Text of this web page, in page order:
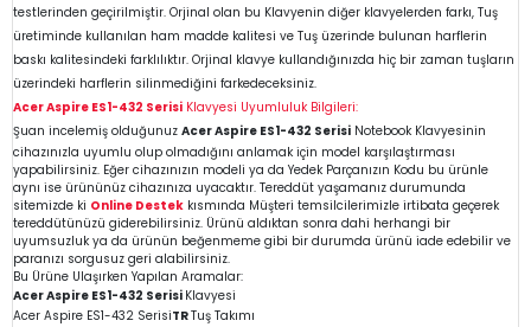
testlerinden geçirilmiştir. Orjinal olan bu Klavyenin diğer klavyelerden farkı, Tuş
üretiminde kullanılan ham madde kalitesi ve Tuş üzerinde bulunan harflerin
baskı kalitesindeki farklılıktır. Orjinal klavye kullandığınızda hiç bir zaman tuşların
üzerindeki harflerin silinmediğini farkedeceksiniz.
Acer Aspire ES1-432 Serisi Klavyesi Uyumluluk Bilgileri:
Şuan incelemiş olduğunuz Acer Aspire ES1-432 Serisi Notebook Klavyesinin
cihazınızla uyumlu olup olmadığını anlamak için model karşılaştırması
yapabilirsiniz. Eğer cihazınızın modeli ya da Yedek Parçanızın Kodu bu ürünle
aynı ise ürününüz cihazınıza uyacaktır. Tereddüt yaşamanız durumunda
sitemizde ki Online Destek kısmında Müşteri temsilcilerimizle irtibata geçerek
tereddütünüzü giderebilirsiniz. Ürünü aldıktan sonra dahi herhangi bir
uyumsuzluk ya da ürünün beğenmeme gibi bir durumda ürünü iade edebilir ve
paranızı sorgusuz geri alabilirsiniz.
Bu Ürüne Ulaşırken Yapılan Aramalar:
Acer Aspire ES1-432 Serisi Klavyesi
Acer Aspire ES1-432 SerisiTRTuş Takımı